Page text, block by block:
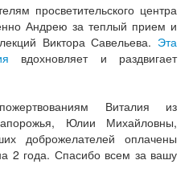
просветительского центра
Андрею за теплый прием и
Виктора Савельева. Эта
вдохновляет и раздвигает
Виталия из
Юлии Михайловны,
доброжелателей оплачены
2 года. Спасибо всем за вашу